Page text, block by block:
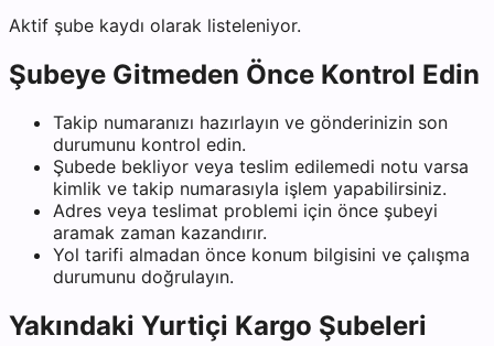
Aktif şube kaydı olarak listeleniyor.
Şubeye Gitmeden Önce Kontrol Edin
Takip numaranızı hazırlayın ve gönderinizin son
durumunu kontrol edin.
Şubede bekliyor veya teslim edilemedi notu varsa
kimlik ve takip numarasıyla işlem yapabilirsiniz.
Adres veya teslimat problemi için önce şubeyi
aramak zaman kazandırır.
Yol tarifi almadan önce konum bilgisini ve çalışma
durumunu doğrulayın.
Yakındaki Yurtiçi Kargo Şubeleri